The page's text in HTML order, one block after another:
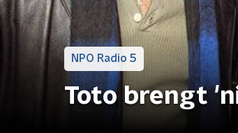
NPO Radio 5
Toto brengt